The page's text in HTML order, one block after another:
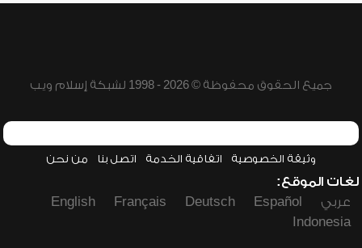
جميع الحقوق محفوظة © 2026 - 1998 لشبكة إسلام ويب
وثيقة الخصوصية اتفاقية الخدمة اتصل بنا من نحن
لغات الموقع:
عربي
Español
Deutsch
Français
English
Indonesia